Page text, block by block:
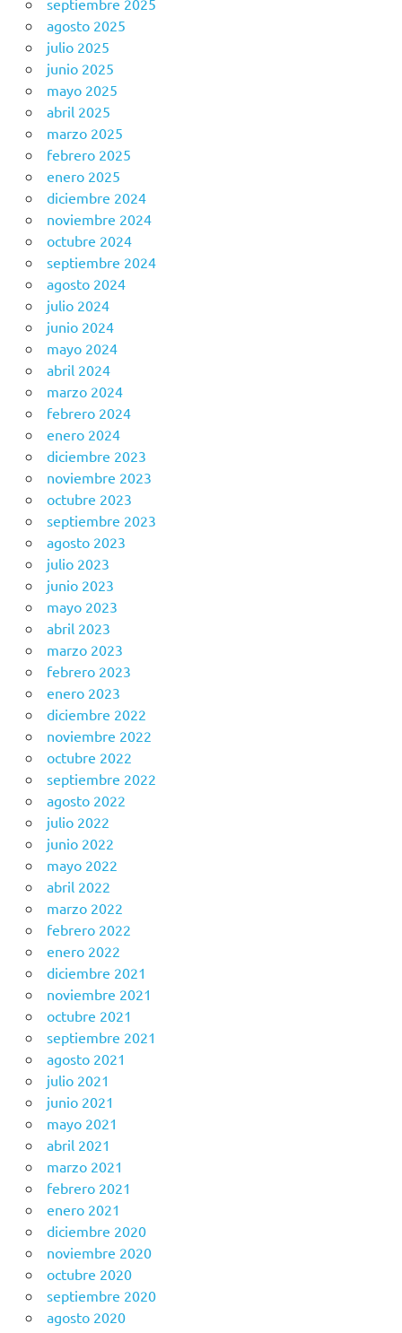
septiembre 2025
agosto 2025
julio 2025
junio 2025
mayo 2025
abril 2025
marzo 2025
febrero 2025
enero 2025
diciembre 2024
noviembre 2024
octubre 2024
septiembre 2024
agosto 2024
julio 2024
junio 2024
mayo 2024
abril 2024
marzo 2024
febrero 2024
enero 2024
diciembre 2023
noviembre 2023
octubre 2023
septiembre 2023
agosto 2023
julio 2023
junio 2023
mayo 2023
abril 2023
marzo 2023
febrero 2023
enero 2023
diciembre 2022
noviembre 2022
octubre 2022
septiembre 2022
agosto 2022
julio 2022
junio 2022
mayo 2022
abril 2022
marzo 2022
febrero 2022
enero 2022
diciembre 2021
noviembre 2021
octubre 2021
septiembre 2021
agosto 2021
julio 2021
junio 2021
mayo 2021
abril 2021
marzo 2021
febrero 2021
enero 2021
diciembre 2020
noviembre 2020
octubre 2020
septiembre 2020
agosto 2020